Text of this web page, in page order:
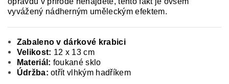
vyvážený nádherným uměleckým efektem.
Zabaleno v dárkové krabici
Velikost: 12 x 13 cm
Materiál: foukané sklo
Údržba: otřít vlhkým hadříkem